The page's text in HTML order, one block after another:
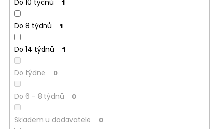
Do 10 týdnů 1
Do 8 týdnů 1
Do 14 týdnů 1
Do týdne 0
Do 6 - 8 týdnů 0
Skladem u dodavatele 0